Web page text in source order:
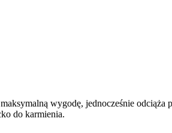
wygodę, jednocześnie odciąża
do karmienia.